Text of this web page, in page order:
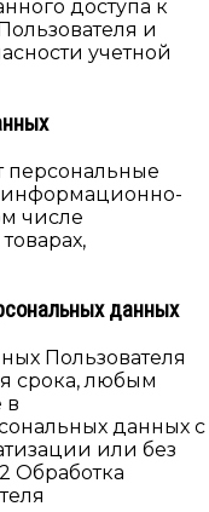
доступа к
и
учетной
персональные
информационно-
числе
данных
Пользователя
срока, любым
в
данных с
или без
Обработка